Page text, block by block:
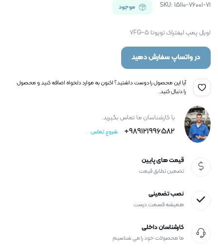
SKU: 15110-76001-71 موجود
اویل پمپ لیفتراک تویوتا 5-7FG
در واتساپ سفارش دهید
آیا این محصول را دوست داشتید؟ اکنون به موارد دلخواه اضافه کنید و محصول
را دنبال کنید.
با کارشناسان ما تماس بگیرید.
989121996582+ شروع تماس
قیمت های پایین
تضمین تطابق قیمت
نصب تضمینی
همیشه قسمت درست
کارشناسان داخلی
ما محصولات خود را می شناسیم